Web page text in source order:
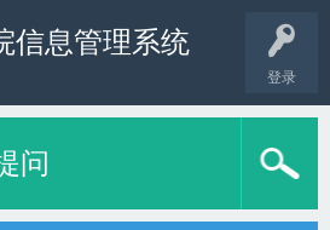
登录
信息管理系统
问